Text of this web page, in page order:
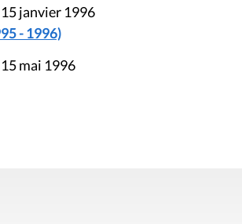
janvier 1996
- 1996)
mai 1996